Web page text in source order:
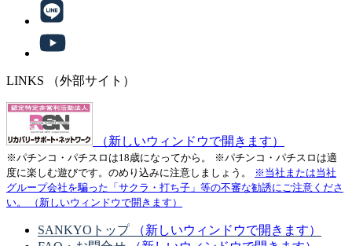
LINKS （外部サイト）
（新しいウィンドウで開きます）
※パチンコ・パチスロは18歳になってから。
※パチンコ・パチスロは適
度に楽しむ遊びです。のめり込みに注意しましょう。
※当社または当社
グループ会社を騙った「サクラ・打ち子」等の不審な勧誘にご注意くださ
い。
（新しいウィンドウで開きます）
SANKYOトップ
（新しいウィンドウで開きます）